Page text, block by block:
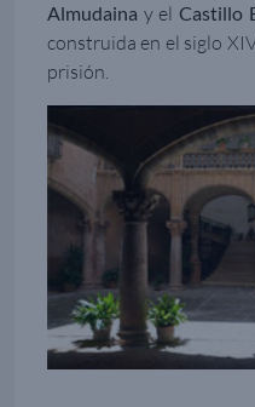
Almudaina y elCastillo
construida en el siglo
prisión.